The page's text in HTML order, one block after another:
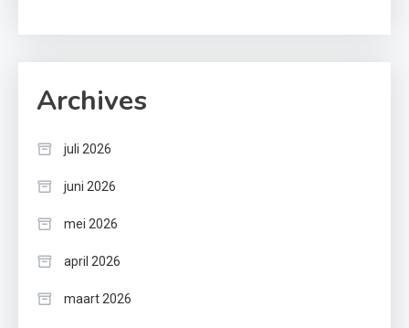
Archives
juli 2026
juni 2026
mei 2026
april 2026
maart 2026